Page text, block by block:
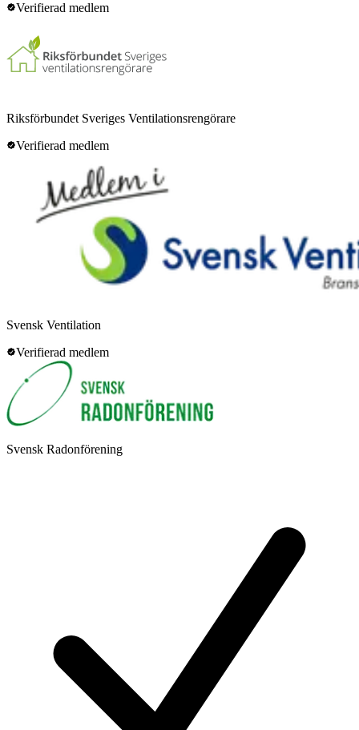
Verifierad medlem
Riksförbundet Sveriges Ventilationsrengörare
Verifierad medlem
Svensk Ventilation
Verifierad medlem
Svensk Radonförening